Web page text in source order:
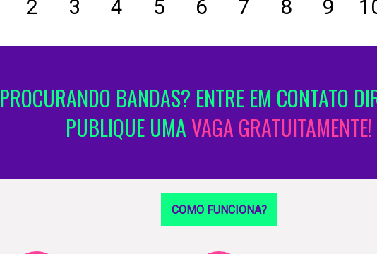
2 3 4 5 6 7 8 9
PROCURANDO BANDAS? ENTRE EM CONTATO
PUBLIQUE UMAVAGA GRATUITAMENTE!
COMO FUNCIONA?